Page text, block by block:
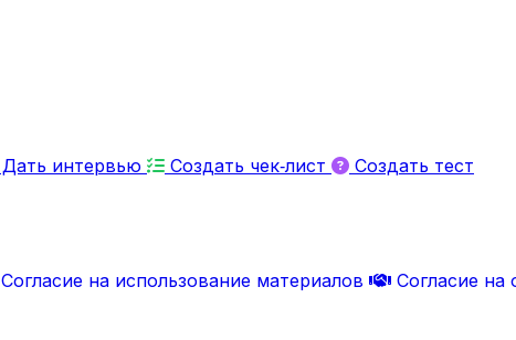
Дать интервью Создать чек‑лист Создать тест
Согласие на использование материалов Согласие на